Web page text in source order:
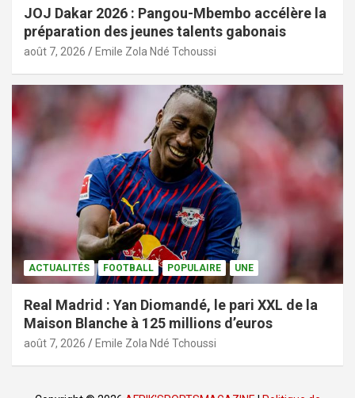
JOJ Dakar 2026 : Pangou-Mbembo accélère la
préparation des jeunes talents gabonais
août 7, 2026 Emile Zola Ndé Tchoussi
ACTUALITÉS FOOTBALL POPULAIRE UNE
Real Madrid : Yan Diomandé, le pari XXL de la
Maison Blanche à 125 millions d’euros
août 7, 2026 Emile Zola Ndé Tchoussi